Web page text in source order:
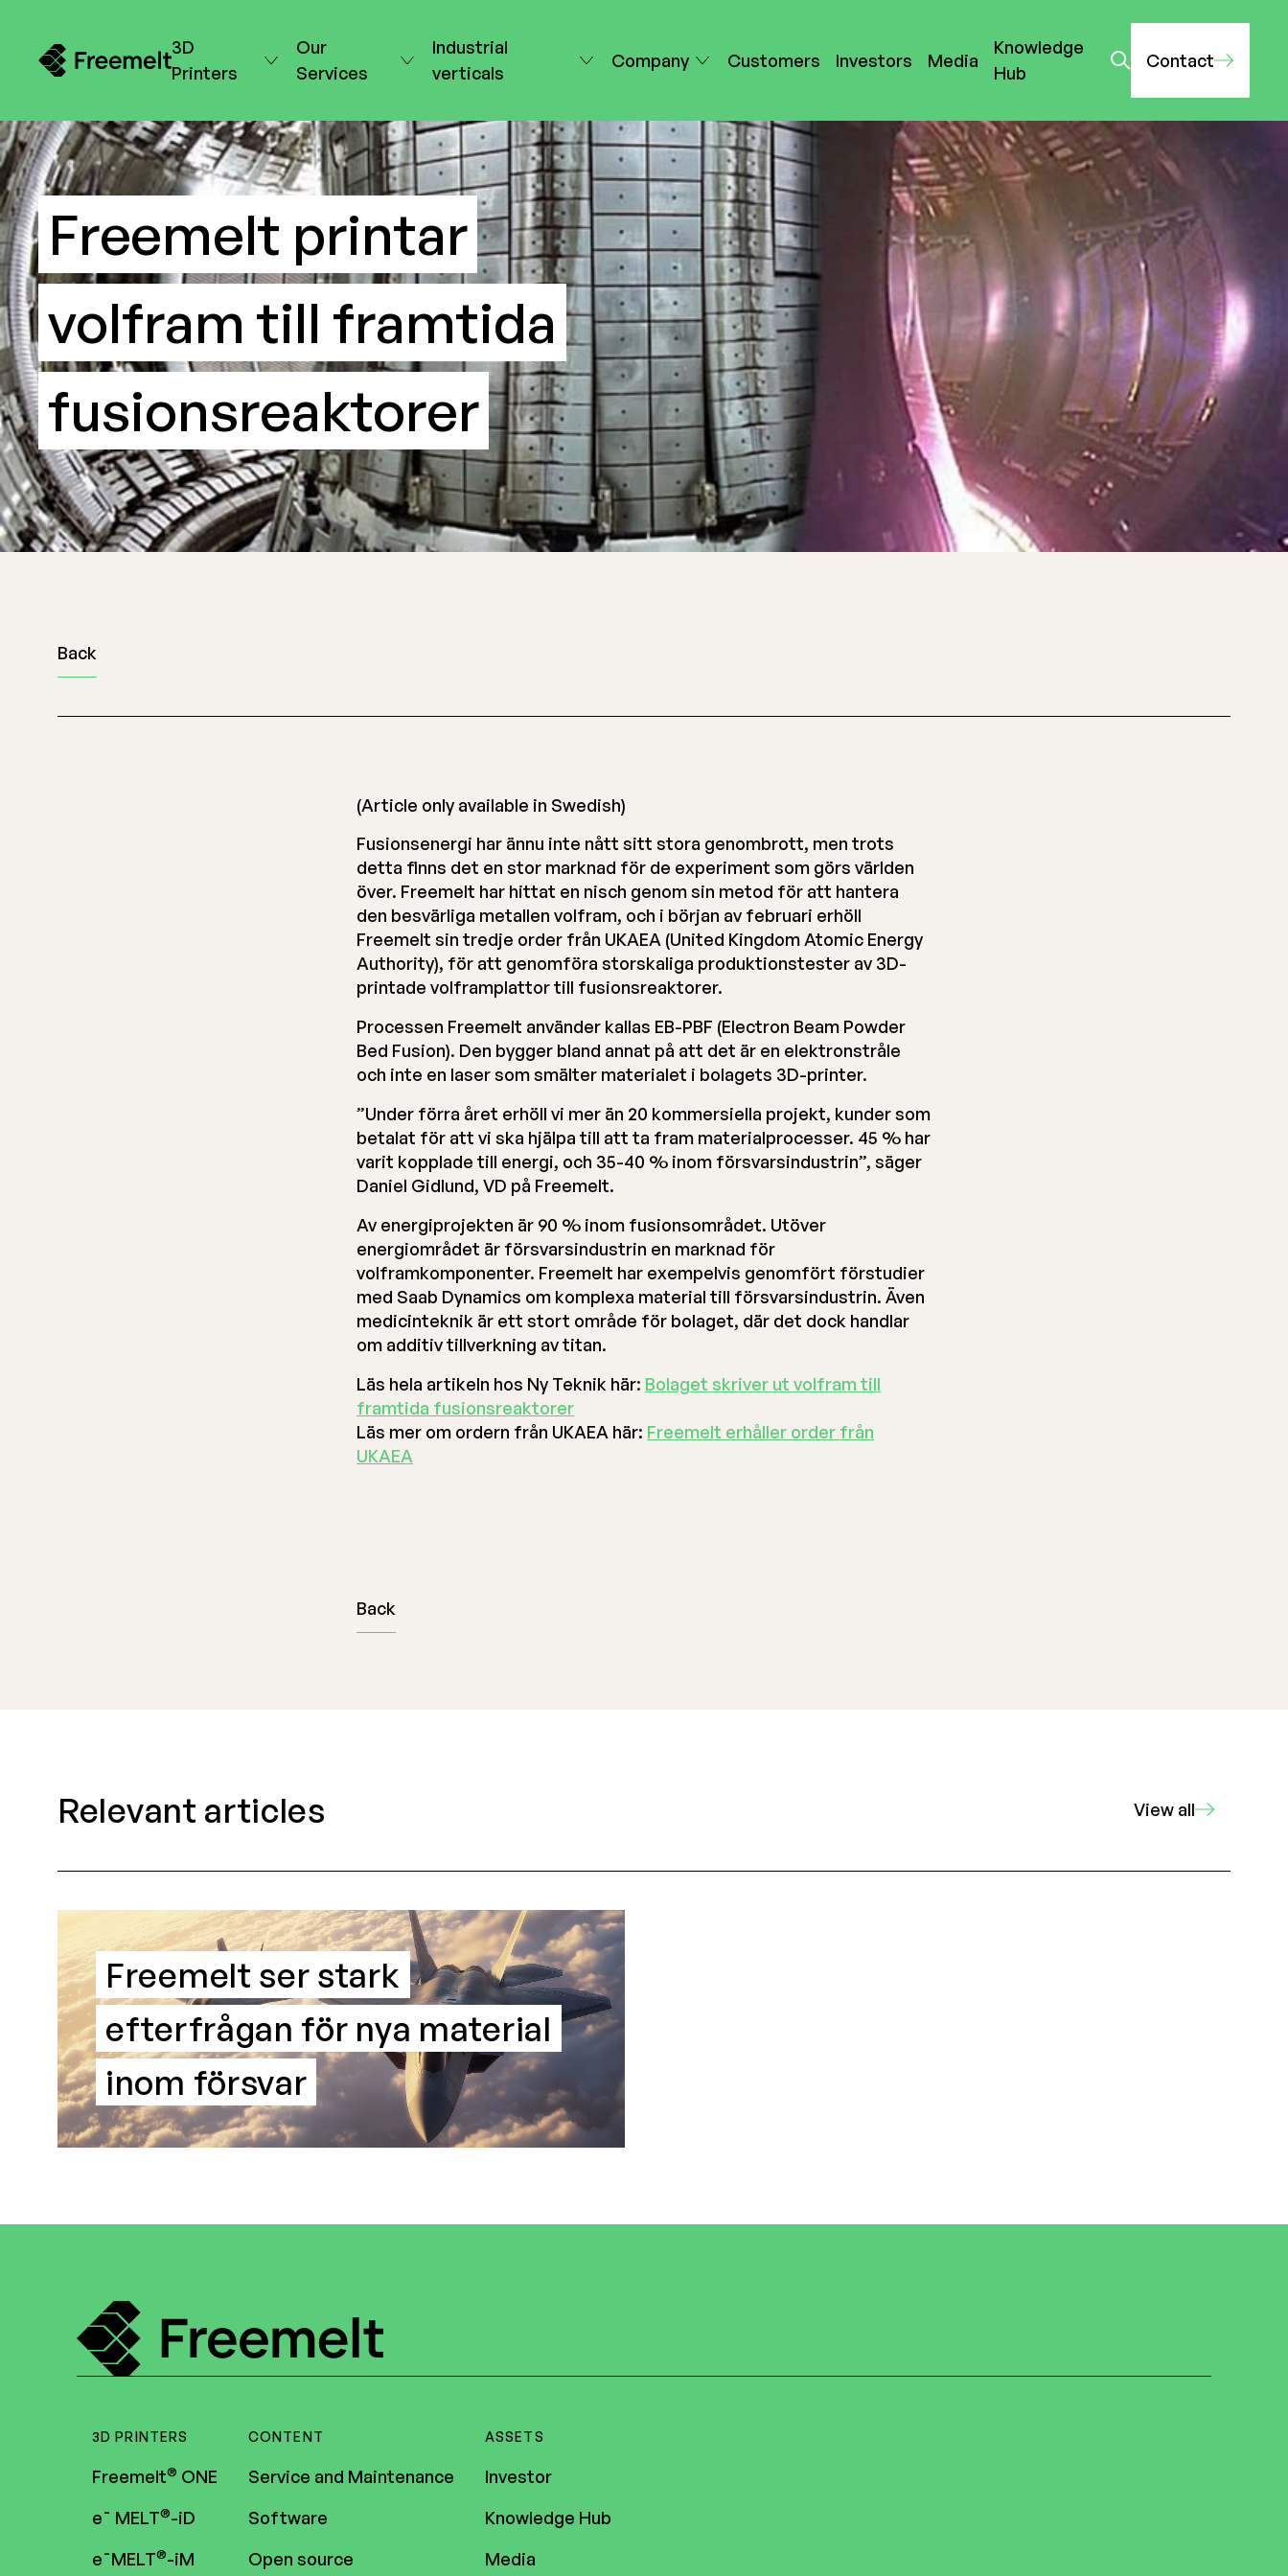
3D
Printers
Our
Services
Industrial
verticals
Company Customers Investors Media
Knowledge
Hub
Contact
Freemelt printar
volfram till framtida
fusionsreaktorer
Back
(Article only available in Swedish)
Fusionsenergi har ännu inte nått sitt stora genombrott, men trots
detta finns det en stor marknad för de experiment som görs världen
över. Freemelt har hittat en nisch genom sin metod för att hantera
den besvärliga metallen volfram, och i början av februari erhöll
Freemelt sin tredje order från UKAEA (United Kingdom Atomic Energy
Authority), för att genomföra storskaliga produktionstester av 3D-
printade volframplattor till fusionsreaktorer.
Processen Freemelt använder kallas EB-PBF (Electron Beam Powder
Bed Fusion). Den bygger bland annat på att det är en elektronstråle
och inte en laser som smälter materialet i bolagets 3D-printer.
”Under förra året erhöll vi mer än 20 kommersiella projekt, kunder som
betalat för att vi ska hjälpa till att ta fram materialprocesser. 45 % har
varit kopplade till energi, och 35-40 % inom försvarsindustrin”, säger
Daniel Gidlund, VD på Freemelt.
Av energiprojekten är 90 % inom fusionsområdet. Utöver
energiområdet är försvarsindustrin en marknad för
volframkomponenter. Freemelt har exempelvis genomfört förstudier
med Saab Dynamics om komplexa material till försvarsindustrin. Även
medicinteknik är ett stort område för bolaget, där det dock handlar
om additiv tillverkning av titan.
Läs hela artikeln hos Ny Teknik här: Bolaget skriver ut volfram till
framtida fusionsreaktorer
Läs mer om ordern från UKAEA här: Freemelt erhåller order från
UKAEA
Back
Relevant articles View all
Freemelt ser stark
efterfrågan för nya material
inom försvar
3D PRINTERS
Freemelt® ONE
e¯ MELT®-iD
e¯MELT®-iM
CONTENT
Service and Maintenance
Software
Open source
ASSETS
Investor
Knowledge Hub
Media